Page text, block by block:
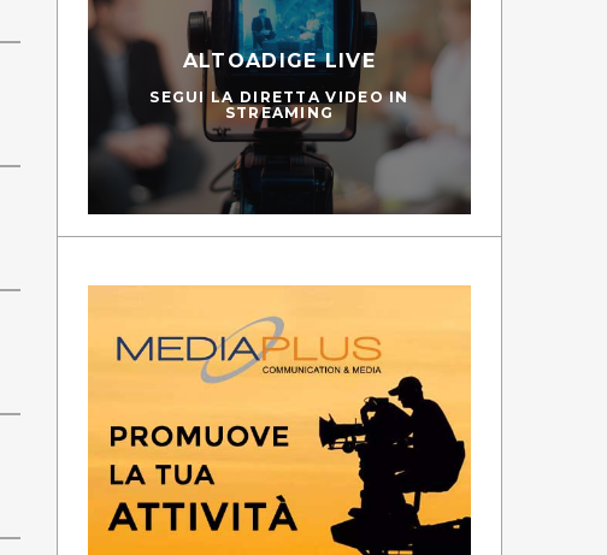
ALTOADIGE LIVE
SEGUI LA DIRETTA VIDEO IN
STREAMING